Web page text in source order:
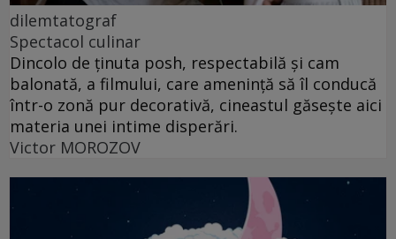
dilemtatograf
Spectacol culinar
Dincolo de ținuta posh, respectabilă și cam
balonată, a filmului, care amenință să îl conducă
într-o zonă pur decorativă, cineastul găsește aici
materia unei intime disperări.
Victor MOROZOV